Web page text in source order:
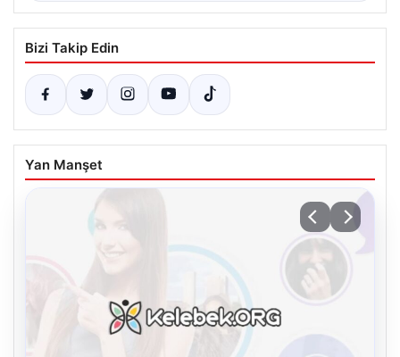
Bizi Takip Edin
Yan Manşet